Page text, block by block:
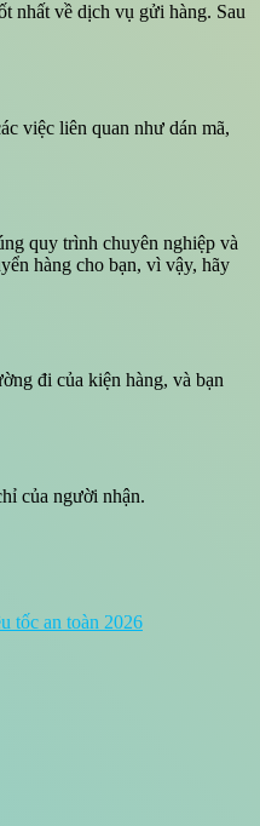
nhất về dịch vụ gửi hàng. Sau
việc liên quan như dán mã,
quy trình chuyên nghiệp và
hàng cho bạn, vì vậy, hãy
đi của kiện hàng, và bạn
của người nhận.
tốc an toàn 2026